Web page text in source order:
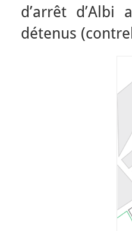
d’arrêt
détenus